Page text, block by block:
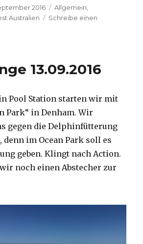
2016 Kategorien
Allgemein
Australien
Schreibe einen
13.09.2016
Pool Station starten wir mit
Park“ in Denham. Wir
gegen die Delphinfütterung
im Ocean Park soll es
geben. Klingt nach Action.
noch einen Abstecher zur